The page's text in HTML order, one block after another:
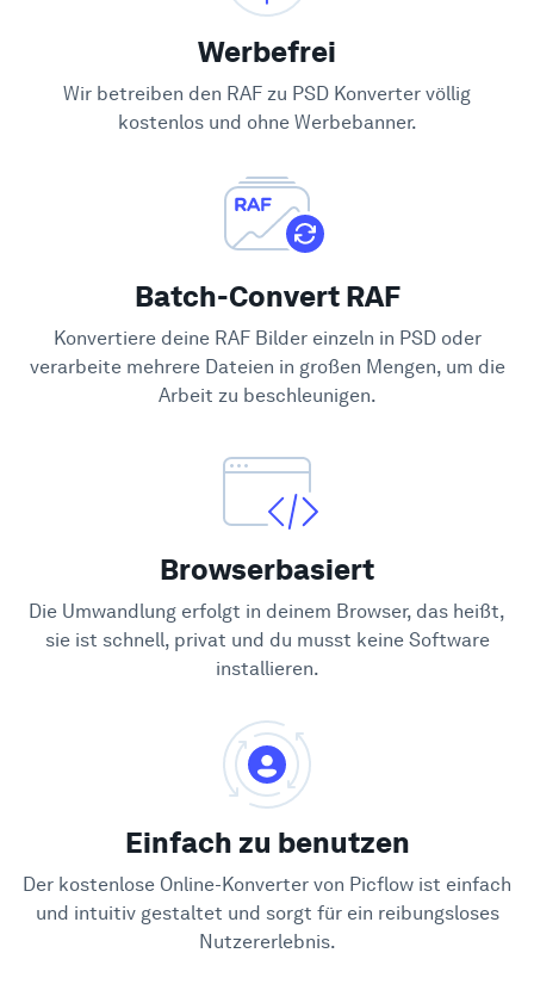
Werbefrei
Wir betreiben den RAF zu PSD Konverter völlig
kostenlos und ohne Werbebanner.
Batch-Convert RAF
Konvertiere deine RAF Bilder einzeln in PSD oder
verarbeite mehrere Dateien in großen Mengen, um die
Arbeit zu beschleunigen.
Browserbasiert
Die Umwandlung erfolgt in deinem Browser, das heißt,
sie ist schnell, privat und du musst keine Software
installieren.
Einfach zu benutzen
Der kostenlose Online-Konverter von Picflow ist einfach
und intuitiv gestaltet und sorgt für ein reibungsloses
Nutzererlebnis.